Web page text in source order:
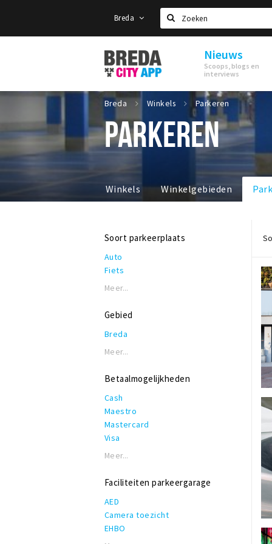
Breda
Zoeken
Stappen
&
Shoppen
Breda
Nieuws
Scoops, blogs en
interviews
Breda Winkels Parkeren
PARKEREN
Winkels Winkelgebieden
Soort parkeerplaats
Auto
Fiets
Meer...
Gebied
Breda
Meer...
Betaalmogelijkheden
Cash
Maestro
Mastercard
Visa
Meer...
Faciliteiten parkeergarage
AED
Camera toezicht
EHBO
Lift